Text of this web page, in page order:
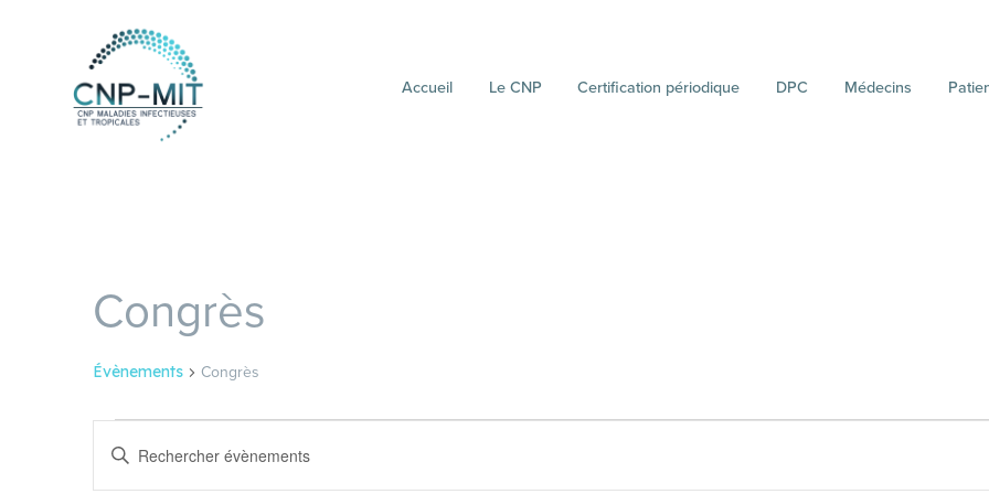
Accueil Le CNP Certification périodique DPC Médecins
Congrès
Évènements Congrès
Évènements
Recherche
et
Saisir
mot-